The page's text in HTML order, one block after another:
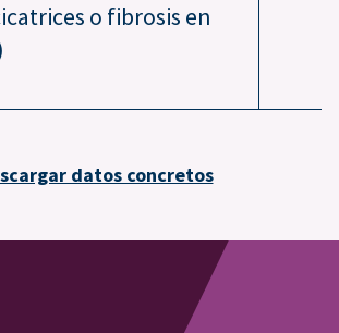
o fibrosis en
datos concretos